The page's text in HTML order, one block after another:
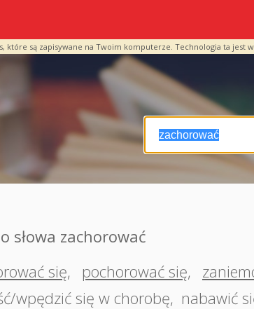
które są zapisywane na Twoim komputerze. Technologia ta
słowa zachorować
się, pochorować się,
wpędzić się w chorobę, nabawić